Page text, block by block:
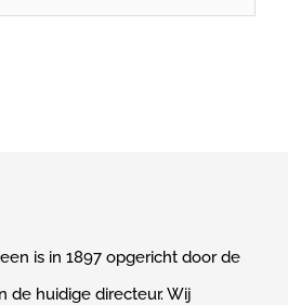
is in 1897 opgericht door de
de huidige directeur. Wij